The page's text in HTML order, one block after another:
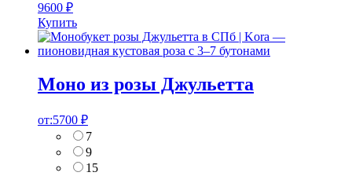
9600 ₽
Купить
Моно из розы Джульетта
от:5700 ₽
7
9
15